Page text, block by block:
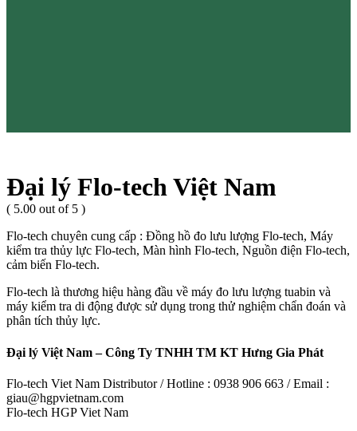
Đại lý Flo-tech Việt Nam
( 5.00 out of 5 )
Flo-tech chuyên cung cấp : Đồng hồ đo lưu lượng Flo-tech, Máy
kiểm tra thủy lực Flo-tech, Màn hình Flo-tech, Nguồn điện Flo-tech,
cảm biến Flo-tech.
Flo-tech là thương hiệu hàng đầu về máy đo lưu lượng tuabin và
máy kiểm tra di động được sử dụng trong thử nghiệm chẩn đoán và
phân tích thủy lực.
Đại lý Việt Nam – Công Ty TNHH TM KT Hưng Gia Phát
Flo-tech Viet Nam Distributor / Hotline : 0938 906 663 / Email :
giau@hgpvietnam.com
Flo-tech HGP Viet Nam